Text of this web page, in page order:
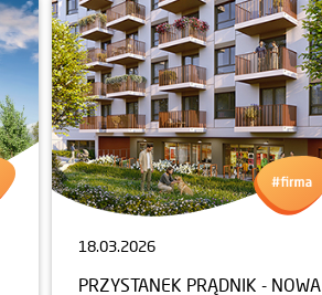
18.03.2026
PRZYSTANEK PRĄDNIK - NOWA